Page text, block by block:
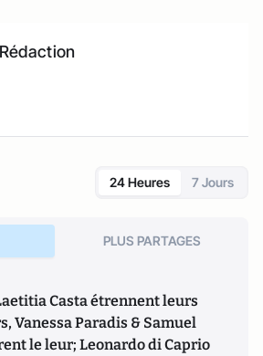
24 Heures 7 Jours
PLUS PARTAGES
Casta étrennent leurs
Vanessa Paradis & Samuel
le leur; Leonardo di Caprio